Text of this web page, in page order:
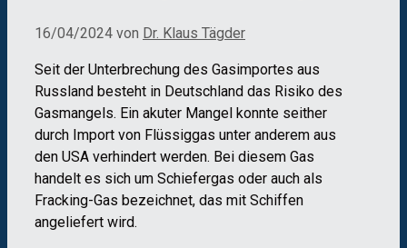
16/04/2024 von Dr. Klaus Tägder
Seit der Unterbrechung des Gasimportes aus
Russland besteht in Deutschland das Risiko des
Gasmangels. Ein akuter Mangel konnte seither
durch Import von Flüssiggas unter anderem aus
den USA verhindert werden. Bei diesem Gas
handelt es sich um Schiefergas oder auch als
Fracking-Gas bezeichnet, das mit Schiffen
angeliefert wird.